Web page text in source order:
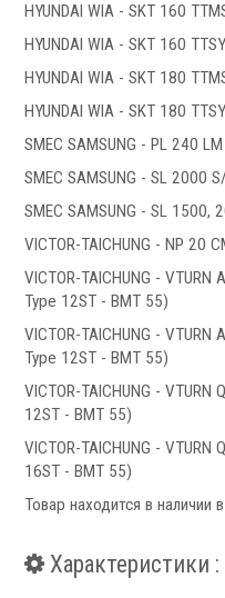
Ротационные соединения для
Ротационные соединения для
Ротационные соединения для
Сервис станков
Сервисное обслуживание
Ремонт винторезных станков
Выполненные проекты
Логистика
HYUNDAI WIA - SKT 160
HYUNDAI WIA - SKT 160
HYUNDAI WIA - SKT 180
HYUNDAI WIA - SKT 180
SMEC SAMSUNG - PL 240
SMEC SAMSUNG - SL 2000
SMEC SAMSUNG - SL
VICTOR-TAICHUNG - NP 20
VICTOR-TAICHUNG -
Type 12ST - BMT 55)
VICTOR-TAICHUNG -
Type 12ST - BMT 55)
VICTOR-TAICHUNG -
12ST - BMT 55)
VICTOR-TAICHUNG -
16ST - BMT 55)
Товар находится в наличии
Характеристики :